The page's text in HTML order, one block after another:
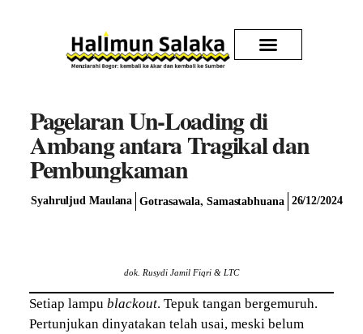
Pagelaran Un-Loading di
Ambang antara Tragikal dan
Pembungkaman
Syahruljud Maulana Gotrasawala, Samastabhuana 26/12/2024
dok. Rusydi Jamil Fiqri & LTC
Setiap lampu blackout. Tepuk tangan bergemuruh.
Pertunjukan dinyatakan telah usai, meski belum